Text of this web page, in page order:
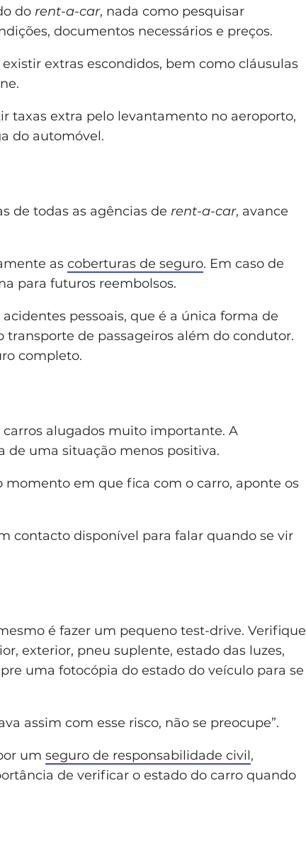
do rent-a-car, nada como pesquisar
documentos necessários e preços.
extras escondidos, bem como cláusulas
taxas extra pelo levantamento no aeroporto,
do automóvel.
de todas as agências de rent-a-car, avance
as coberturas de seguro. Em caso de
para futuros reembolsos.
pessoais, que é a única forma de
transporte de passageiros além do condutor.
completo.
alugados muito importante. A
de uma situação menos positiva.
momento em que fica com o carro, aponte os
contacto disponível para falar quando se vir
é fazer um pequeno test-drive. Verifique
exterior, pneu suplente, estado das luzes,
uma fotocópia do estado do veículo para se
assim com esse risco, não se preocupe”.
um seguro de responsabilidade civil,
de verificar o estado do carro quando